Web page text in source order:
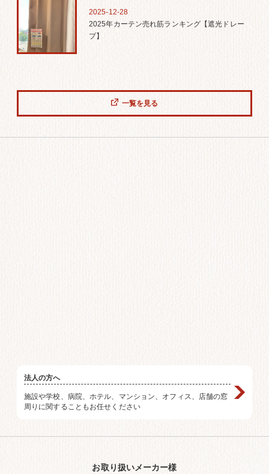
2025-12-28
2025年カーテン売れ筋ランキング【遮光ドレー
プ】
一覧を見る
法人の方へ
施設や学校、病院、ホテル、マンション、オフィス、店舗の窓
周りに関することもお任せください
お取り扱いメーカー様